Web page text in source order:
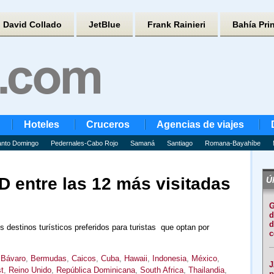
David Collado JetBlue Frank Rainieri Bahía
Hoteles Cruceros Agencias de viajes
Domingo Pedernales-Cabo Rojo Samaná Santiago Romana-Bayahíbe
entre las 12 más visitadas
destinos turísticos preferidos para turistas que optan por
Bávaro, Bermudas, Caicos, Cuba, Hawaii, Indonesia, México,
, Reino Unido, República Dominicana, South Africa, Thailandia,